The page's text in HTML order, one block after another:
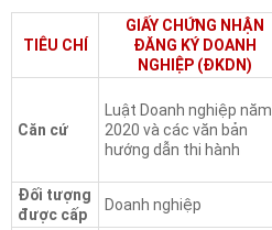
TIÊU CHÍ
GIẤY CHỨNG NHẬN
ĐĂNG KÝ DOANH
NGHIỆP (ĐKDN)
Căn cứ
Luật Doanh nghiệp năm
2020 và các văn bản
hướng dẫn thi hành
Đối tượng
được cấp
Doanh nghiệp